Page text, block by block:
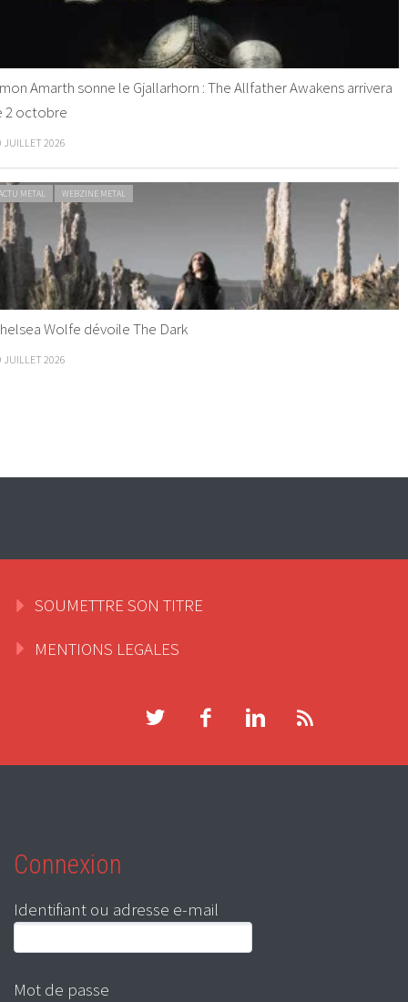
Amarth sonne le Gjallarhorn : The Allfather Awakens arrivera
2 octobre
JUILLET 2026
METAL WEBZINE METAL
Wolfe dévoile The Dark
JUILLET 2026
SOUMETTRE SON TITRE
MENTIONS LEGALES
Connexion
Identifiant ou adresse e-mail
Mot de passe